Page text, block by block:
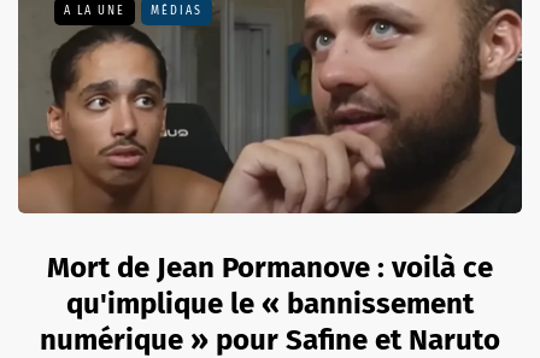
A LA UNE MÉDIAS
Mort de Jean Pormanove : voilà ce
qu'implique le « bannissement
numérique » pour Safine et Naruto